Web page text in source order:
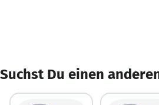
Suchst Du einen